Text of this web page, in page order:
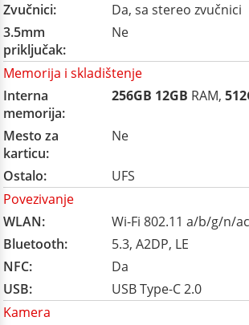
Zvučnici:
Da, sa stereo zvučnici
3.5mm
priključak:
Ne
Memorija i skladištenje
Interna
memorija:
256GB 12GB RAM,
Mesto za
karticu:
Ne
Ostalo:
UFS
Povezivanje
WLAN:
Wi-Fi 802.11 a/b/g/n/
Bluetooth:
5.3, A2DP, LE
NFC:
Da
USB:
USB Type-C 2.0
Kamera